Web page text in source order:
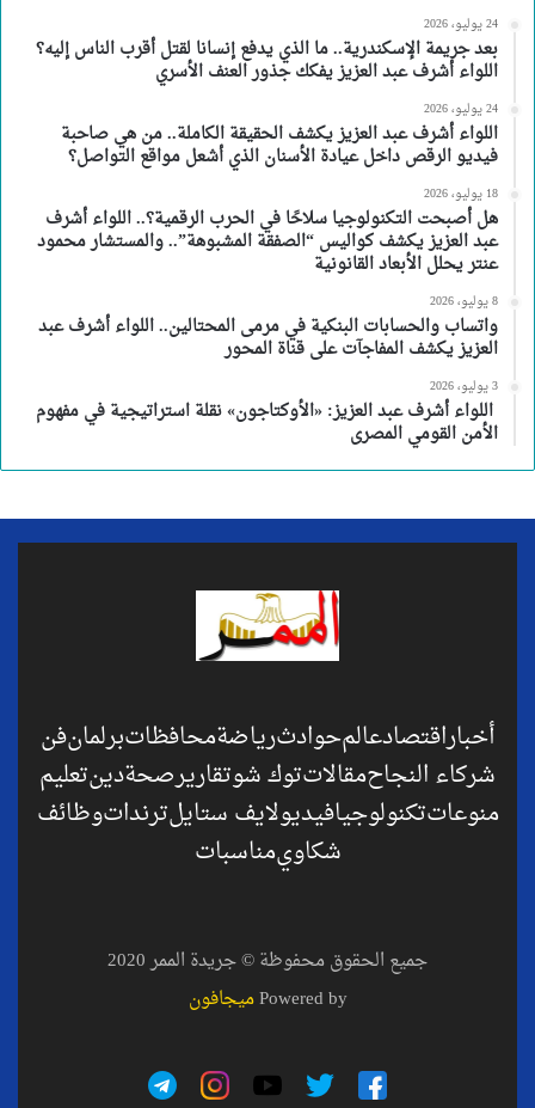
24 يوليو، 2026
بعد جريمة الإسكندرية.. ما الذي يدفع إنسانا لقتل أقرب الناس إليه؟
اللواء أشرف عبد العزيز يفكك جذور العنف الأسري
24 يوليو، 2026
اللواء أشرف عبد العزيز يكشف الحقيقة الكاملة.. من هي صاحبة
فيديو الرقص داخل عيادة الأسنان الذي أشعل مواقع التواصل؟
18 يوليو، 2026
هل أصبحت التكنولوجيا سلاحًا في الحرب الرقمية؟.. اللواء أشرف
عبد العزيز يكشف كواليس “الصفقة المشبوهة”.. والمستشار محمود
عنتر يحلل الأبعاد القانونية
8 يوليو، 2026
واتساب والحسابات البنكية في مرمى المحتالين.. اللواء أشرف عبد
العزيز يكشف المفاجآت على قناة المحور
3 يوليو، 2026
اللواء أشرف عبد العزيز: «الأوكتاجون» نقلة استراتيجية في مفهوم
الأمن القومي المصرى
أخباراقتصادعالمحوادثرياضةمحافظاتبرلمانفن
شركاء النجاحمقالاتتوك شوتقاريرصحةدينتعليم
منوعاتتكنولوجيافيديولايف ستايلترنداتوظائف
شكاويمناسبات
جميع الحقوق محفوظة © جريدة الممر 2020
Powered byميجافون